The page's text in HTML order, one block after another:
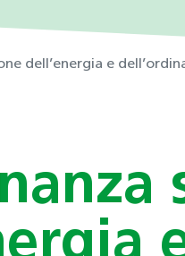
dell’energia e